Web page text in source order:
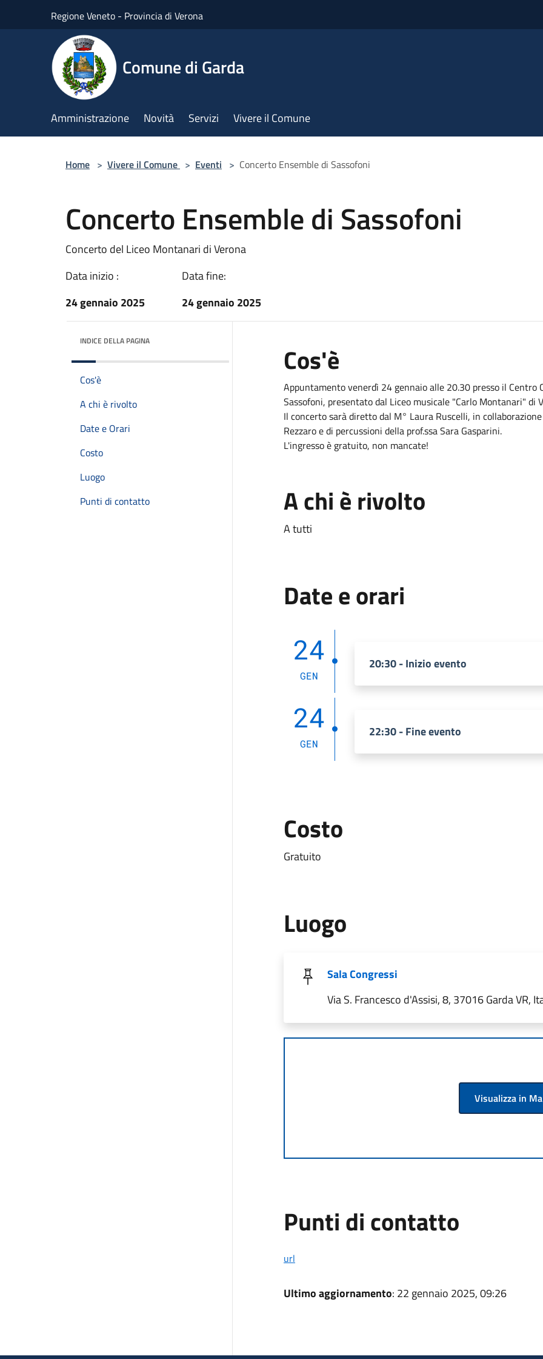
Regione Veneto - Provincia di Verona
Comune di Garda
Amministrazione Novità Servizi Vivere il Comune
Home > Vivere il Comune > Eventi > Concerto Ensemble di Sassofoni
Concerto Ensemble di Sassofoni
Concerto del Liceo Montanari di Verona
Data inizio :
24 gennaio 2025
Data fine:
24 gennaio 2025
INDICE DELLA PAGINA
Cos'è
A chi è rivolto
Date e Orari
Costo
Luogo
Punti di contatto
Cos'è
Appuntamento venerdì 24 gennaio alle 20.30 presso il Centro
Sassofoni, presentato dal Liceo musicale "Carlo Montanari" di
Il concerto sarà diretto dal M° Laura Ruscelli, in
Rezzaro e di percussioni della prof.ssa Sara Gasparini.
L'ingresso è gratuito, non mancate!
A chi è rivolto
A tutti
Date e orari
24
GEN
20:30 - Inizio evento
24
GEN
22:30 - Fine evento
Costo
Gratuito
Luogo
Sala Congressi
Via S. Francesco d'Assisi, 8, 37016 Garda VR,
Visualizza in
Punti di contatto
url
Ultimo aggiornamento: 22 gennaio 2025, 09:26